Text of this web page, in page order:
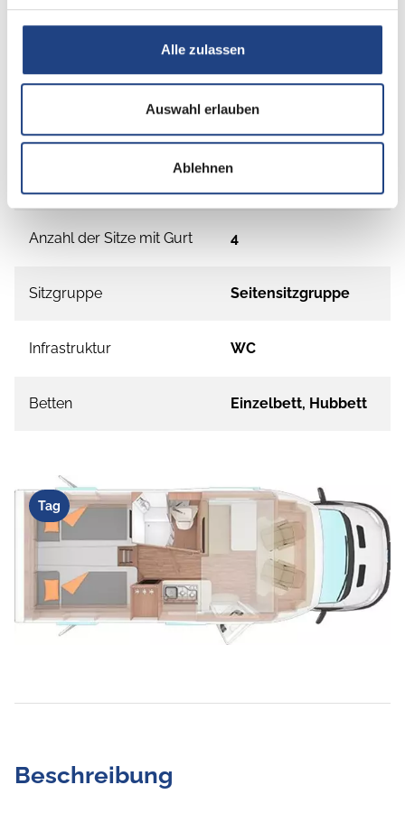
Alle zulassen
Auswahl erlauben
Ablehnen
Grundrissbeschreibung
ab 4 Schlafplätze
Anzahl der Sitze mit Gurt 4
Sitzgruppe Seitensitzgruppe
Infrastruktur WC
Betten Einzelbett, Hubbett
Tag
Beschreibung